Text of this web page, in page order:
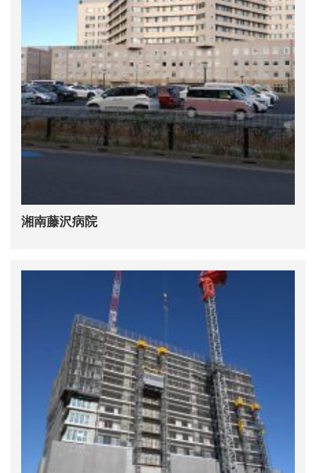
湘南藤沢病院